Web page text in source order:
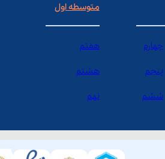
چهارم
پنجم
ششم
متوسطه اول
هفتم
هشتم
نهم